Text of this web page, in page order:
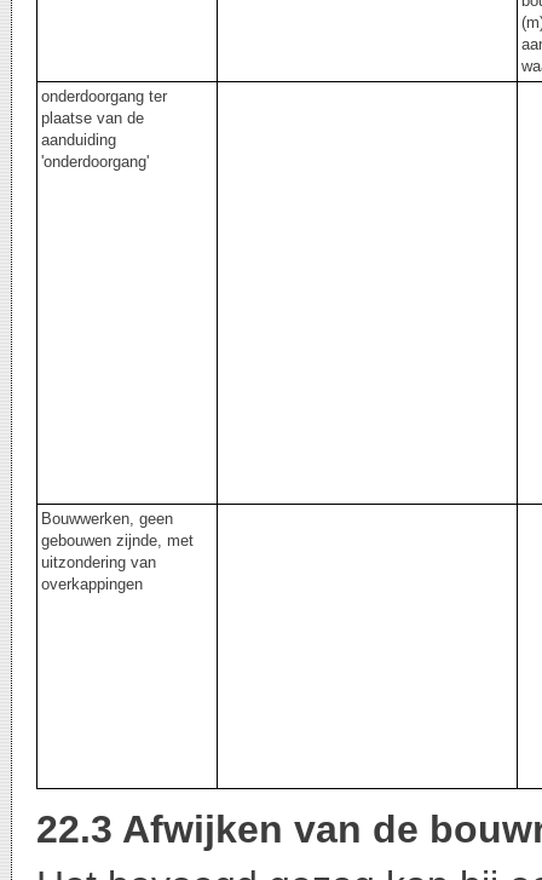
onderdoorgang ter
plaatse van de
aanduiding
'onderdoorgang'
Bouwwerken, geen
gebouwen zijnde, met
uitzondering van
overkappingen
22.3 Afwijken van de